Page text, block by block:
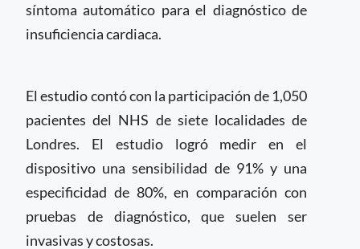
síntoma automático para el diagnóstico de
insuficiencia cardiaca.
El estudio contó con la participación de 1,050
pacientes del NHS de siete localidades de
Londres. El estudio logró medir en el
dispositivo una sensibilidad de 91% y una
especificidad de 80%, en comparación con
pruebas de diagnóstico, que suelen ser
invasivas y costosas.